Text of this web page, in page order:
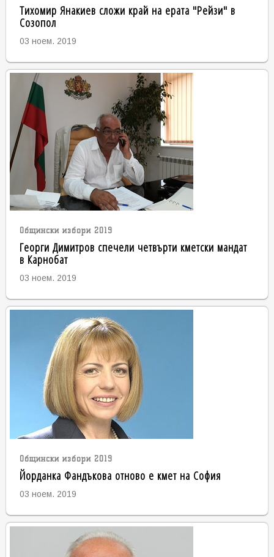
Тихомир Янакиев сложи край на ерата "Рейзи" в
Созопол
03 ноем. 2019
Общински избори 2019
Георги Димитров спечели четвърти кметски мандат
в Карнобат
03 ноем. 2019
Общински избори 2019
Йорданка Фандъкова отново е кмет на София
03 ноем. 2019